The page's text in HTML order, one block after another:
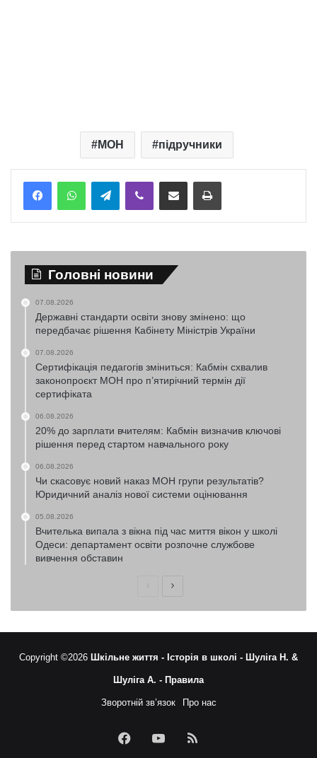
МОН підручники
TelegramViber Надіслати електронною поштоюНадрукувати
Головні новини
07.08.2026
Державні стандарти освіти знову змінено: що
передбачає рішення Кабінету Міністрів України
07.08.2026
Сертифікація педагогів зміниться: Кабмін схвалив
законопроєкт МОН про п’ятирічний термін дії
сертифіката
06.08.2026
20% до зарплати вчителям: Кабмін визначив ключові
рішення перед стартом навчального року
06.08.2026
Чи скасовує новий наказ МОН групи результатів?
Юридичний аналіз нової системи оцінювання
05.08.2026
Вчителька випала з вікна під час миття вікон у школі
Одеси: департамент освіти розпочне службове
вивчення обставин
ПопередняНаступна
Copyright ©2026 Шкільне життя - Історія в школі - Шуліга Н. &
Шуліга А. - Правила
Зворотній зв’язок Про нас
FacebookYouTubeRSS